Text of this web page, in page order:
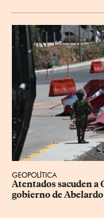
GEOPOLÍTICA
Atentados sacuden a
gobierno de